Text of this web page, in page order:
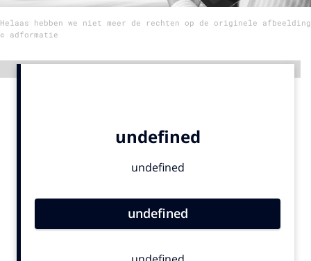
Adverteren
Events
Carriere
Helaas hebben we niet meer de rechten op de originele afbeelding
© adformatie